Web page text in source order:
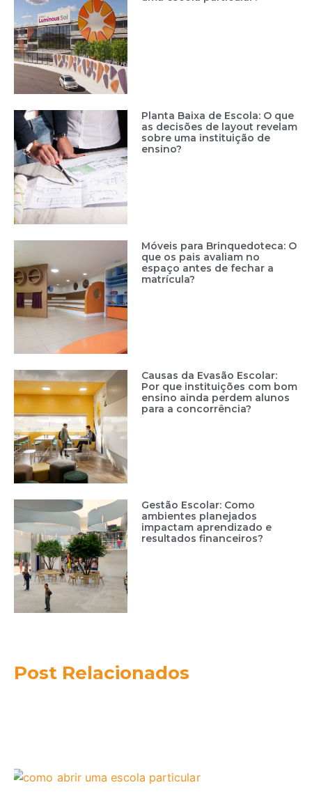
Planta Baixa de Escola: O que
as decisões de layout revelam
sobre uma instituição de
ensino?
Móveis para Brinquedoteca: O
que os pais avaliam no
espaço antes de fechar a
matrícula?
Causas da Evasão Escolar:
Por que instituições com bom
ensino ainda perdem alunos
para a concorrência?
Gestão Escolar: Como
ambientes planejados
impactam aprendizado e
resultados financeiros?
Post Relacionados